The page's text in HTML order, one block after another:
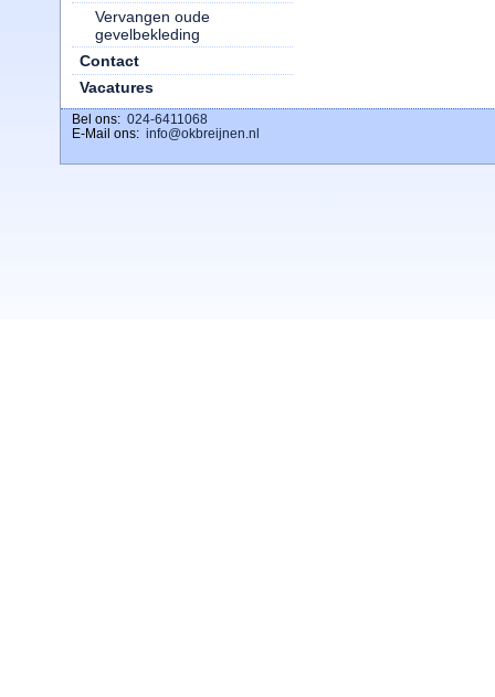
Vervangen oude
gevelbekleding
Contact
Vacatures
download ig stories
Bel ons: 024-6411068
E-Mail ons: info@okbreijnen.nl